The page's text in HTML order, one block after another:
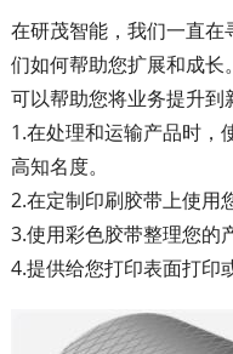
在研茂智能，我们一直
们如何帮助您扩展和成
可以帮助您将业务提升到
1.在处理和运输产品时，
高知名度。
2.在定制印刷胶带上使用
3.使用彩色胶带整理您的
4.提供给您打印表面打印